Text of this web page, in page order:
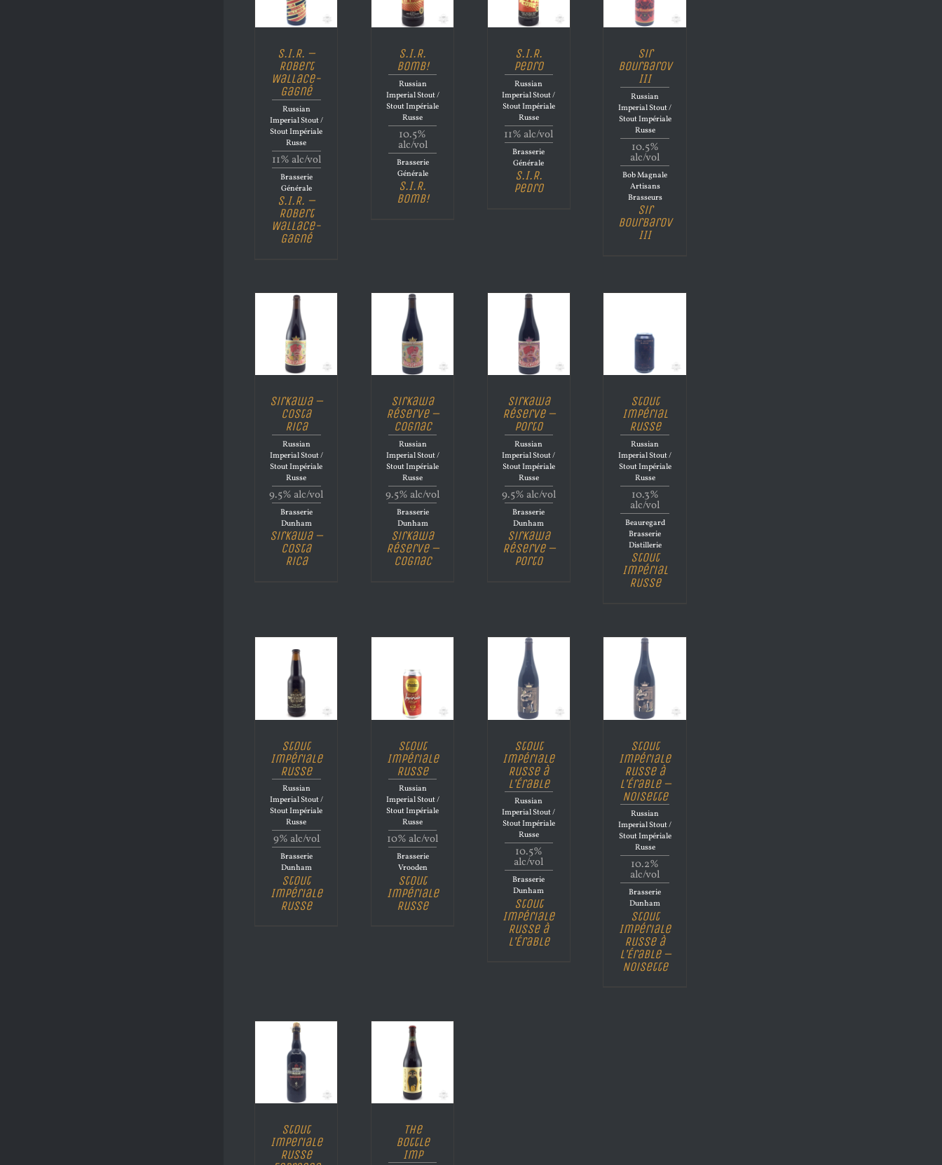
S.I.R. –
Robert
Wallace-
Gagné
Russian
Imperial Stout /
Stout Impériale
Russe
11% alc/vol
Brasserie
Générale
S.I.R. –
Robert
Wallace-
Gagné
S.I.R.
Bomb!
Russian
Imperial Stout /
Stout Impériale
Russe
10.5%
alc/vol
Brasserie
Générale
S.I.R.
Bomb!
S.I.R.
Pedro
Russian
Imperial Stout /
Stout Impériale
Russe
11% alc/vol
Brasserie
Générale
S.I.R.
Pedro
Sir
Bourbarov
III
Russian
Imperial Stout /
Stout Impériale
Russe
10.5%
alc/vol
Bob Magnale
Artisans
Brasseurs
Sir
Bourbarov
III
Sirkawa –
Costa
Rica
Russian
Imperial Stout /
Stout Impériale
Russe
9.5% alc/vol
Brasserie
Dunham
Sirkawa –
Costa
Rica
Sirkawa
Réserve –
Cognac
Russian
Imperial Stout /
Stout Impériale
Russe
9.5% alc/vol
Brasserie
Dunham
Sirkawa
Réserve –
Cognac
Sirkawa
Réserve –
Porto
Russian
Imperial Stout /
Stout Impériale
Russe
9.5% alc/vol
Brasserie
Dunham
Sirkawa
Réserve –
Porto
Stout
Impérial
Russe
Russian
Imperial Stout /
Stout Impériale
Russe
10.3%
alc/vol
Beauregard
Brasserie
Distillerie
Stout
Impérial
Russe
Stout
Impériale
Russe
Russian
Imperial Stout /
Stout Impériale
Russe
9% alc/vol
Brasserie
Dunham
Stout
Impériale
Russe
Stout
Impériale
Russe
Russian
Imperial Stout /
Stout Impériale
Russe
10% alc/vol
Brasserie
Vrooden
Stout
Impériale
Russe
Stout
Impériale
Russe à
l’Érable
Russian
Imperial Stout /
Stout Impériale
Russe
10.5%
alc/vol
Brasserie
Dunham
Stout
Impériale
Russe à
l’Érable
Stout
Impériale
Russe à
l’Érable –
Noisette
Russian
Imperial Stout /
Stout Impériale
Russe
10.2%
alc/vol
Brasserie
Dunham
Stout
Impériale
Russe à
l’Érable –
Noisette
Stout
Imperiale
Russe
The
Bottle
Imp